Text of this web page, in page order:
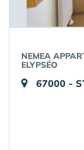
NEMEA
ELYPSÉO
67000 -